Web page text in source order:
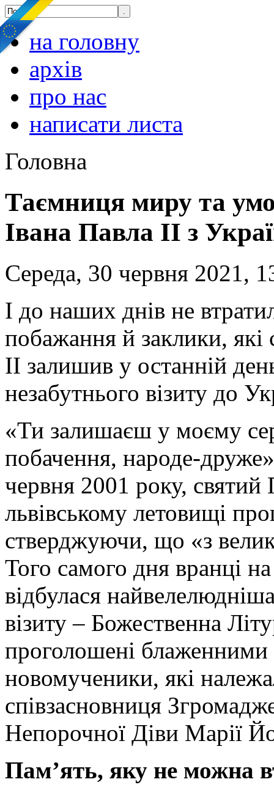
на головну
архів
про нас
написати листа
Головна
Таємниця миру та
Івана Павла ІІ з
Середа, 30 червня 2021,
І до наших днів не
побажання й заклики, які
ІІ залишив у останній
незабутнього візиту до
«Ти залишаєш у моєму
побачення, народе-
червня 2001 року, святий
львівському летовищі
стверджуючи, що «з
Того самого дня вранці
відбулася
візиту – Божественна
проголошені блаженними
новомученики, які
співзасновниця
Непорочної Діви Марії
Пам’ять, яку не можна